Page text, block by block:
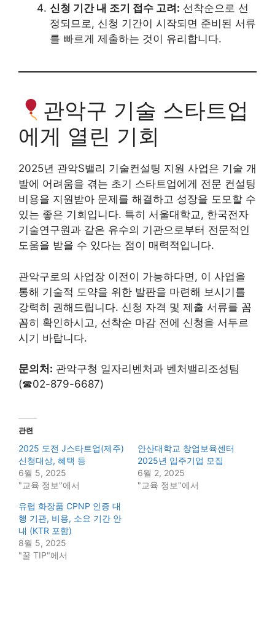
신청 기간 내 조기 접수 고려: 선착순으로 선
정되므로, 신청 기간이 시작되면 준비된 서류
를 빠르게 제출하는 것이 유리합니다.
관악구 기술 스타트업
에게 열린 기회
2025년 관악S밸리 기술컨설팅 지원 사업은 기술 개
발에 어려움을 겪는 초기 스타트업에게 전문 컨설팅
비용을 지원받아 문제를 해결하고 성장을 도모할 수
있는 좋은 기회입니다. 특히 서울대학교, 한국전자
기술연구원과 같은 유수의 기관으로부터 전문적인
도움을 받을 수 있다는 점이 매력적입니다.
관악구로의 사업장 이전이 가능하다면, 이 사업을
통해 기술적 도약을 위한 발판을 마련해 보시기를
강력히 권해드립니다. 신청 자격 및 제출 서류를 꼼
꼼히 확인하시고, 선착순 마감 전에 신청을 서두르
시기 바랍니다.
문의처: 관악구청 일자리벤처과 벤처밸리조성팀
(☎02-879-6687)
관련
2025 도전 J스타트업(제주)
신청대상, 혜택 등
6월 5, 2025
"교육 정보"에서
안산대학교 창업보육센터
2025년 입주기업 모집
6월 2, 2025
"교육 정보"에서
유럽 화장품 CPNP 인증 대
행 기관, 비용, 소요 기간 안
내 (KTR 포함)
8월 5, 2025
"꿀 TIP"에서